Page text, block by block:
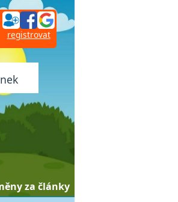
registrovat
za články